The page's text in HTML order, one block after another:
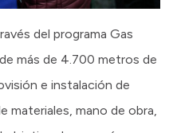
del programa Gas
más de 4.700 metros de
e instalación de
materiales, mano de obra,